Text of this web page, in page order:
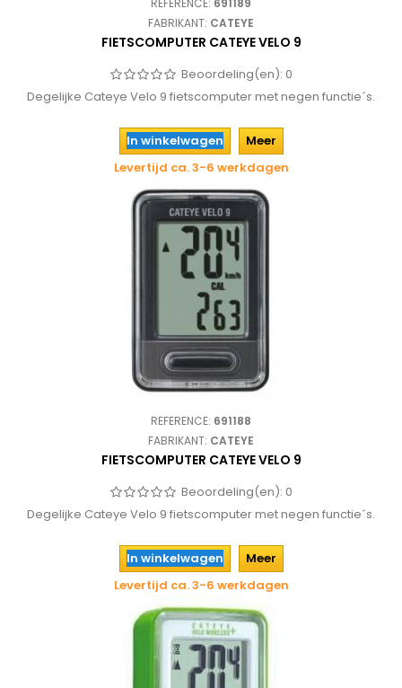
REFERENCE: 691189
FABRIKANT: CATEYE
FIETSCOMPUTER CATEYE VELO 9
Beoordeling(en): 0
Degelijke Cateye Velo 9 fietscomputer met negen functie´s.
In winkelwagen
Meer
Levertijd ca. 3-6 werkdagen
REFERENCE: 691188
FABRIKANT: CATEYE
FIETSCOMPUTER CATEYE VELO 9
Beoordeling(en): 0
Degelijke Cateye Velo 9 fietscomputer met negen functie´s.
In winkelwagen
Meer
Levertijd ca. 3-6 werkdagen